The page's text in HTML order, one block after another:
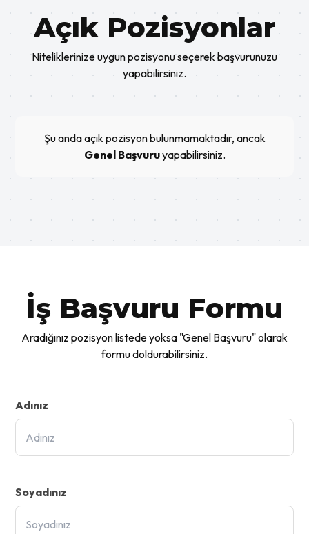
Açık Pozisyonlar
Niteliklerinize uygun pozisyonu seçerek başvurunuzu
yapabilirsiniz.
Şu anda açık pozisyon bulunmamaktadır, ancak
Genel Başvuruyapabilirsiniz.
İş Başvuru Formu
Aradığınız pozisyon listede yoksa "Genel Başvuru" olarak
formu doldurabilirsiniz.
Adınız
Soyadınız